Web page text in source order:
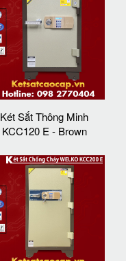
Két Sắt Thông Minh
KCC120 E - Brown